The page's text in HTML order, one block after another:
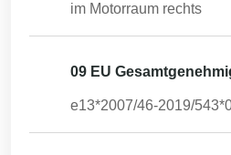
im Motorraum rechts
09 EU
e13*2007/46-2019/